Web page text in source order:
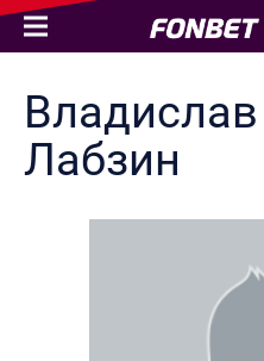
Владислав
Лабзин